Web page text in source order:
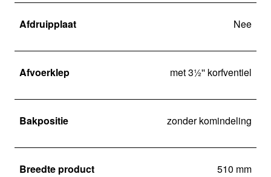
Afdruipplaat Nee
Afvoerklep met 3½'' korfventiel
Bakpositie zonder komindeling
Breedte product 510 mm